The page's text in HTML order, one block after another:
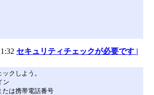
セキュリティチェックが必要です |
クしよう。
ン
たは携帯電話番号